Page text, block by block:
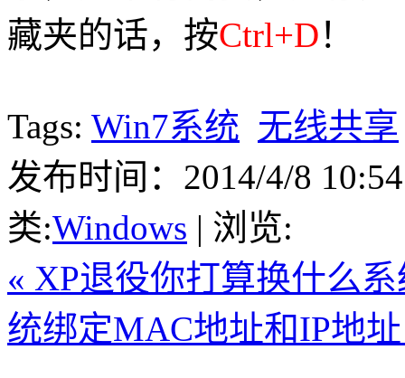
藏夹的话，按Ctrl+D！
Tags: Win7系统 无线共享
发布时间：2014/4/8
类:Windows | 浏览:
« XP退役你打算换什么
统绑定MAC地址和IP地